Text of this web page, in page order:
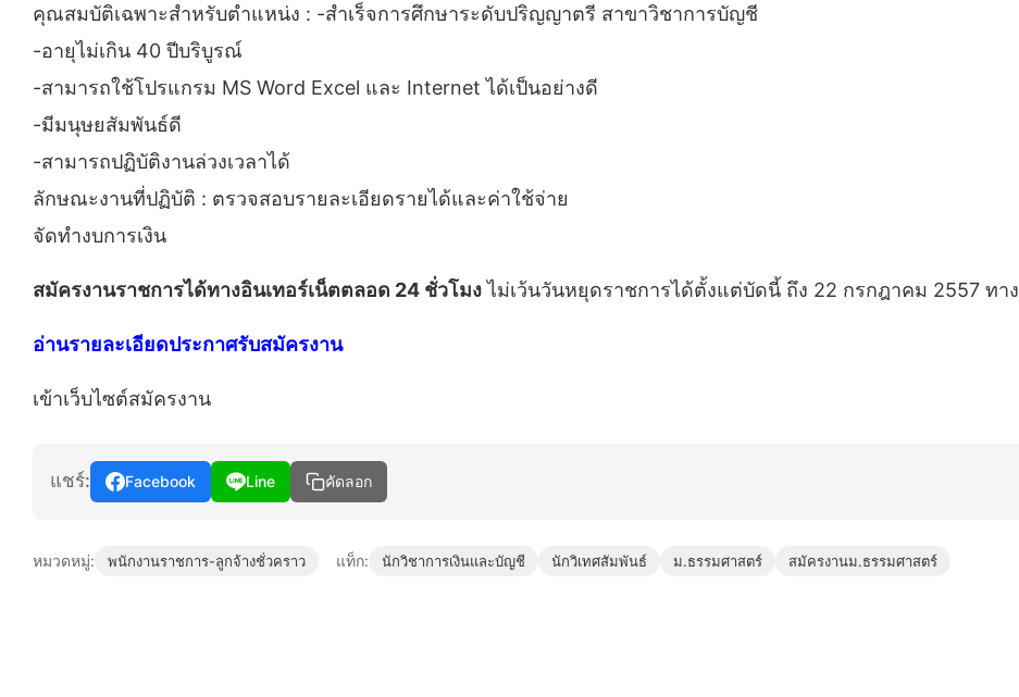
คุณสมบัติเฉพาะสำหรับตำแหน่ง : -สำเร็จการศึกษาระดับปริญญาตรี สาขาวิชาการบัญชี
-อายุไม่เกิน 40 ปีบริบูรณ์
-สามารถใช้โปรแกรม MS Word Excel และ Internet ได้เป็นอย่างดี
-มีมนุษยสัมพันธ์ดี
-สามารถปฏิบัติงานล่วงเวลาได้
ลักษณะงานที่ปฏิบัติ : ตรวจสอบรายละเอียดรายได้และค่าใช้จ่าย
จัดทำงบการเงิน
สมัครงานราชการได้ทางอินเทอร์เน็ตตลอด 24 ชั่วโมงไม่เว้นวันหยุดราชการได้ตั้งแต่บัดนี้ ถึง 22 กรกฎาคม 2557 ทาง
อ่านรายละเอียดประกาศรับสมัครงาน
เข้าเว็บไซต์สมัครงาน
แชร์: Facebook Line คัดลอก
หมวดหมู่: พนักงานราชการ-ลูกจ้างชั่วคราว แท็ก: นักวิชาการเงินและบัญชี นักวิเทศสัมพันธ์ ม.ธรรมศาสตร์ สมัครงานม.ธรรมศาสตร์